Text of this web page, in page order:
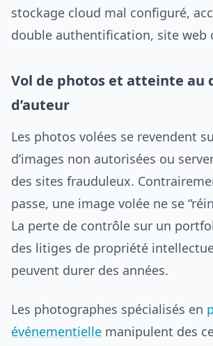
stockage cloud mal configuré,
double authentification, site web
Vol de photos et atteinte au
d’auteur
Les photos volées se revendent
d’images non autorisées ou
des sites frauduleux.
passe, une image volée ne se
La perte de contrôle sur un
des litiges de propriété
peuvent durer des années.
Les photographes spécialisés en
événementielle manipulent des